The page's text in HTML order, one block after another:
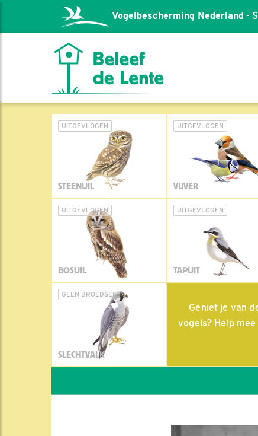
Vogelbescherming Nederland -
UITGEVLOGEN
STEENUIL
UITGEVLOGEN
VIJVER
UITGEVLOGEN
BOSUIL
UITGEVLOGEN
TAPUIT
GEEN BROEDSEL
SLECHTVALK
Geniet je van
vogels? Help mee